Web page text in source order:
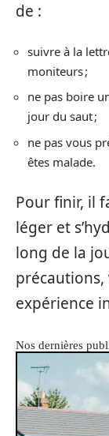
de :
suivre à la
moniteurs ;
ne pas boire
jour du saut ;
ne pas vous
êtes malade.
Pour finir, il
léger et
long de la
précautions,
expérience
Nos dernières